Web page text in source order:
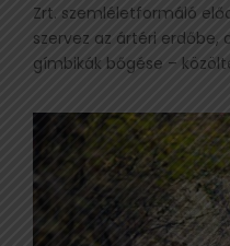
Zrt. szemléletformáló
szervez az ártéri
gímbikák bőgése –